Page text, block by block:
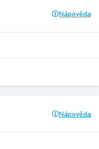
Nápověda
Nápověda